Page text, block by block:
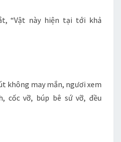
“Vật này hiện tại tới khả
không may mắn, ngươi xem
cốc vỡ, búp bê sứ vỡ, đều